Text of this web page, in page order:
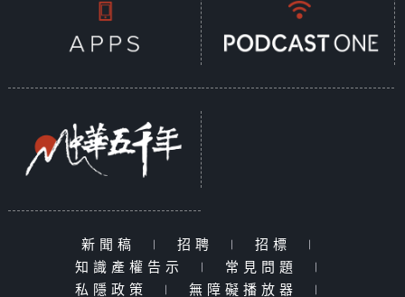
新聞稿 | 招聘 | 招標
|
知識產權告示
| 常見問題
|
私隱政策
| 無障礙播放器 |